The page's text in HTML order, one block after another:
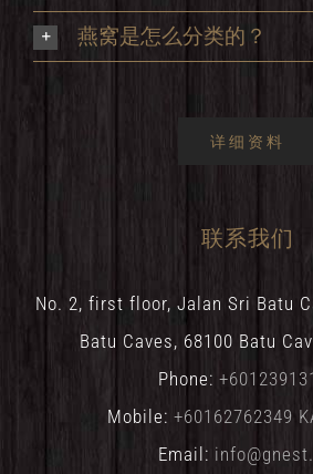
燕窝是怎么分类的？
详细资料
联系我们
No. 2, first floor, Jalan Sri Batu
Batu Caves, 68100 Batu
Phone:
Mobile: +60162762349
Email: